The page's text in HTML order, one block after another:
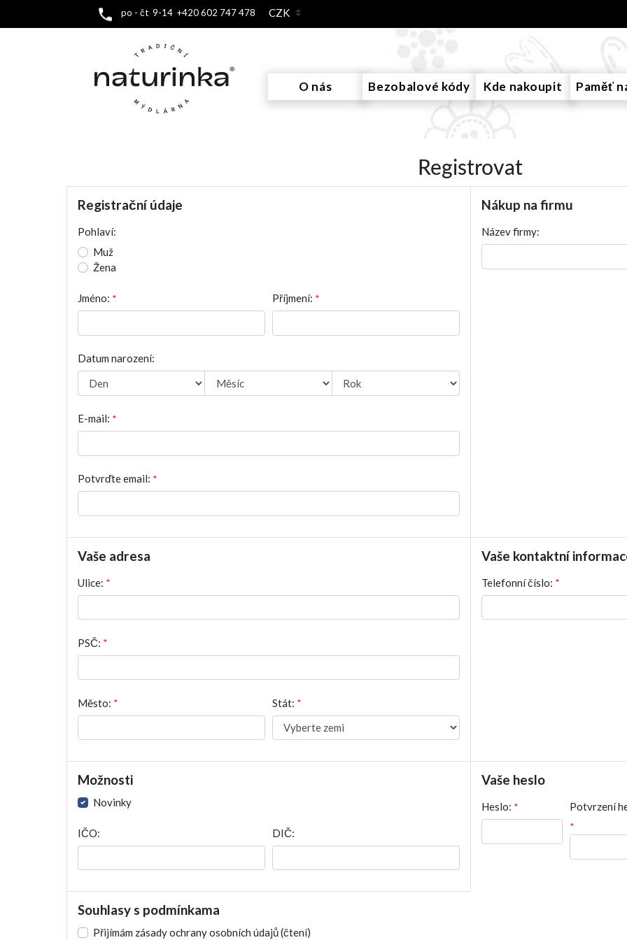
po - čt 9-14 +420 602 747 478
O nás Bezobalové kódy Kde nakoupit Paměť
Registrovat
Registrační údaje
Pohlaví:
Muž
Žena
Jméno: * Příjmení: *
Datum narození:
E-mail: *
Potvrďte email: *
Nákup na firmu
Název firmy:
Vaše adresa
Ulice: *
PSČ: *
Město: * Stát: *
Vaše kontaktní
Telefonní číslo: *
Možnosti
Novinky
IČO: DIČ:
Vaše heslo
Heslo: *
Potvrzení
*
Souhlasy s podmínkama
Přijímám zásady ochrany osobních údajů(čtení)